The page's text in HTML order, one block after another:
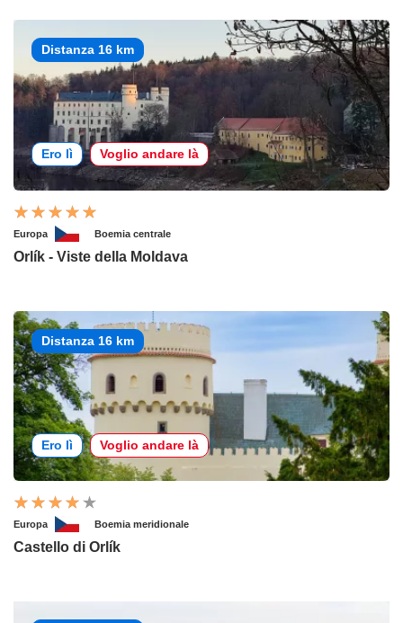
Distanza 16 km
Ero lì Voglio andare là
Europa Boemia centrale
Orlík - Viste della Moldava
Distanza 16 km
Ero lì Voglio andare là
Europa Boemia meridionale
Castello di Orlík